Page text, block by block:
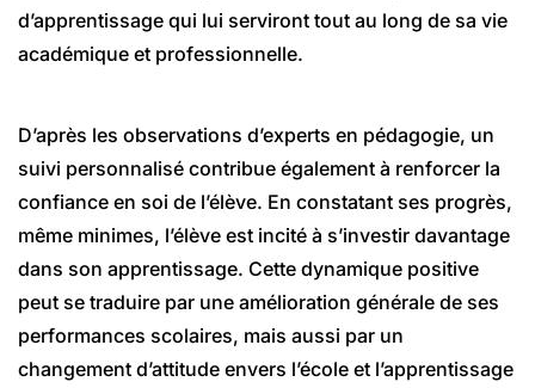
d’apprentissage qui lui serviront tout au long de sa vie
académique et professionnelle.
D’après les observations d’experts en pédagogie, un
suivi personnalisé contribue également à renforcer la
confiance en soi de l’élève. En constatant ses progrès,
même minimes, l’élève est incité à s’investir davantage
dans son apprentissage. Cette dynamique positive
peut se traduire par une amélioration générale de ses
performances scolaires, mais aussi par un
changement d’attitude envers l’école et l’apprentissage